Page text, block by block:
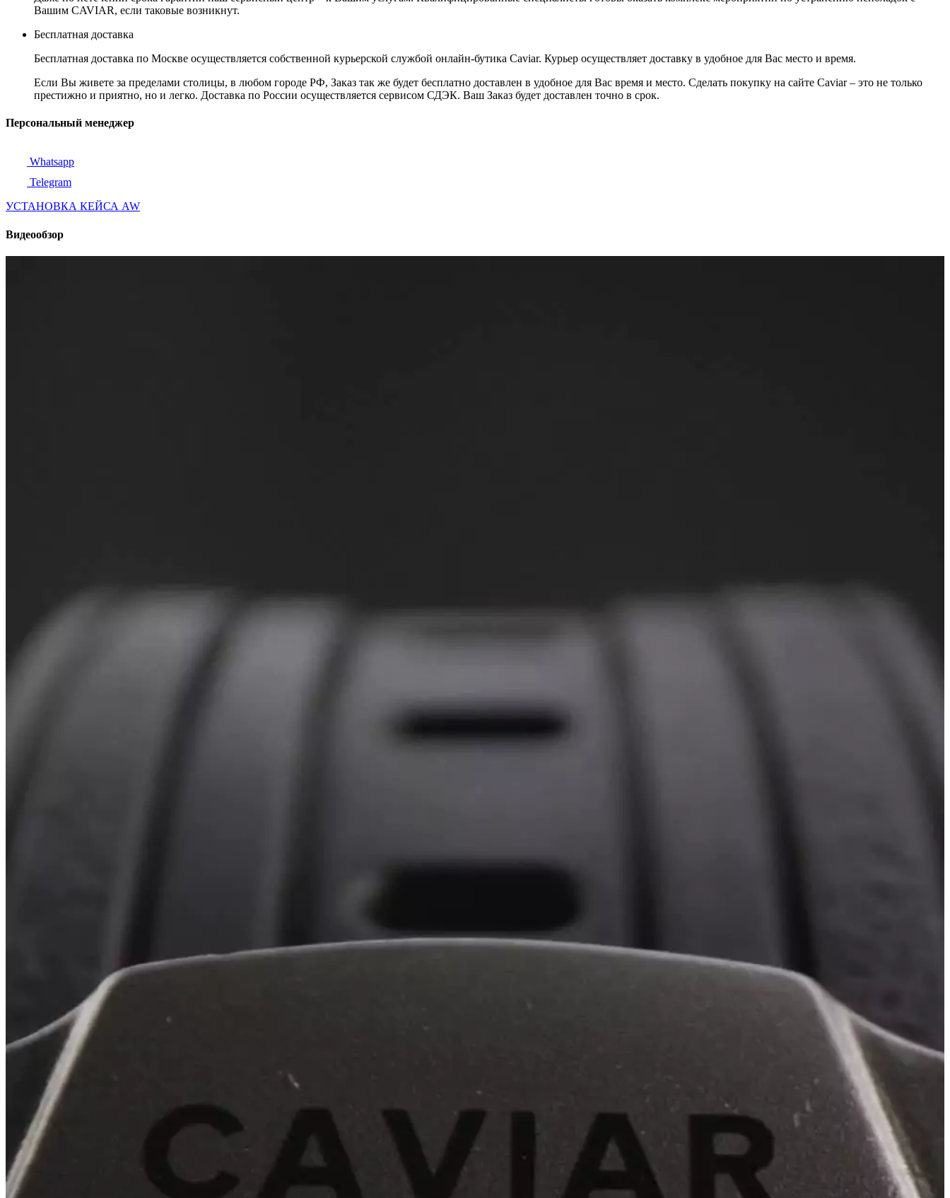
Вашим CAVIAR, если таковые возникнут.
Бесплатная доставка
Бесплатная доставка по Москве осуществляется собственной курьерской службой онлайн-бутика Caviar. Курьер осуществляет доставку в удобное для Вас место и время.
Если Вы живете за пределами столицы, в любом городе РФ, Заказ так же будет бесплатно доставлен в удобное для Вас время и место. Сделать покупку на сайте Caviar – это не только
престижно и приятно, но и легко. Доставка по России осуществляется сервисом СДЭК. Ваш Заказ будет доставлен точно в срок.
Персональный менеджер
Whatsapp
Telegram
УСТАНОВКА КЕЙСА AW
Видеообзор